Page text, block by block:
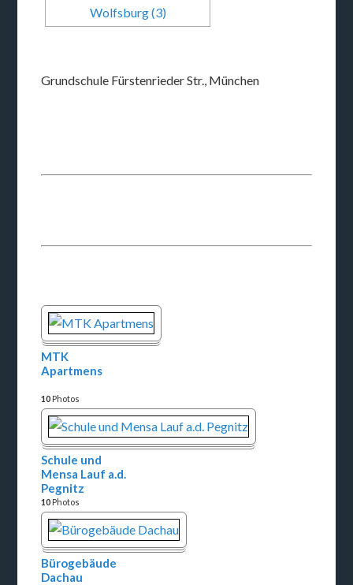
Grundschule Fürstenrieder Str., München
MTK
Apartmens
10 Photos
Schule und
Mensa Lauf a.d.
Pegnitz
10 Photos
Bürogebäude
Dachau